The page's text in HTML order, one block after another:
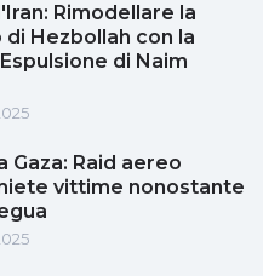
Rimodellare la
di Hezbollah con la
di Naim
Gaza: Raid aereo
vittime nonostante